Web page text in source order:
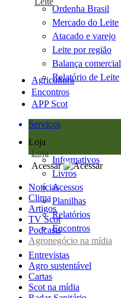
Ordenha Brasil
Mercado do Leite
Atacado e varejo
Leite por região
Balança comercial
Relatório de Leite
Agricultura
Encontros
APP Scot
Serviços
Loja
Loja
Informativos
Livros
Acessos
Planilhas
Relatórios
Encontros
Acessar
Notícias
Clima
Artigos
TV Scot
Podcasts
Agronegócio na mídia
Entrevistas
Agro sustentável
Cartas
Scot na mídia